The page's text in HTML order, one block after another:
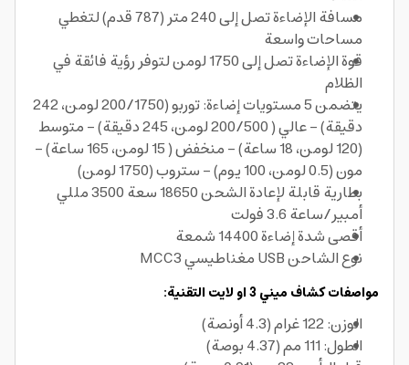
مسافة الإضاءة تصل إلى 240 متر (787 قدم) لتغطي
مساحات واسعة
قوة الإضاءة تصل إلى 1750 لومن لتوفر رؤية فائقة في
الظلام
يتضمن 5 مستويات إضاءة: توربو (200/1750 لومن، 242
دقيقة) - عالي ( 200/500 لومن، 245 دقيقة) - متوسط
(120 لومن، 18 ساعة) - منخفض ( 15 لومن، 165 ساعة) -
مون (0.5 لومن، 100 يوم) - ستروب (1750 لومن)
بطارية قابلة لإعادة الشحن 18650 سعة 3500 مللي
أمبير/ساعة 3.6 فولت
أقصى شدة إضاءة 14400 شمعة
نوع الشاحن USB مغناطيسي MCC3
مواصفات كشاف ميني 3 او لايت التقنية:
الوزن: 122 غرام (4.3 أونصة)
الطول: 111 مم (4.37 بوصة)